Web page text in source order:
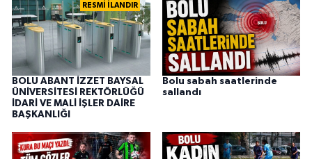
RESMİ İLANDIR
BOLU ABANT İZZET BAYSAL
ÜNİVERSİTESİ REKTÖRLÜĞÜ
İDARİ VE MALİ İŞLER DAİRE
BAŞKANLIĞI
Bolu sabah saatlerinde
sallandı